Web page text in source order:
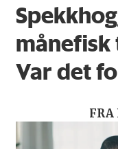
månefisk
Var det
FRA